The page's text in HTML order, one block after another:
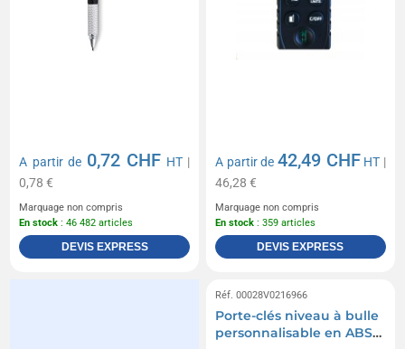
A partir de 0,72 CHF HT|
0,78 €
Marquage non compris
En stock : 46 482 articles
DEVIS EXPRESS
A partir de 42,49 CHF HT |
46,28 €
Marquage non compris
En stock : 359 articles
DEVIS EXPRESS
Réf. 00028V0216966
Porte-clés niveau à bulle
personnalisable en ABS